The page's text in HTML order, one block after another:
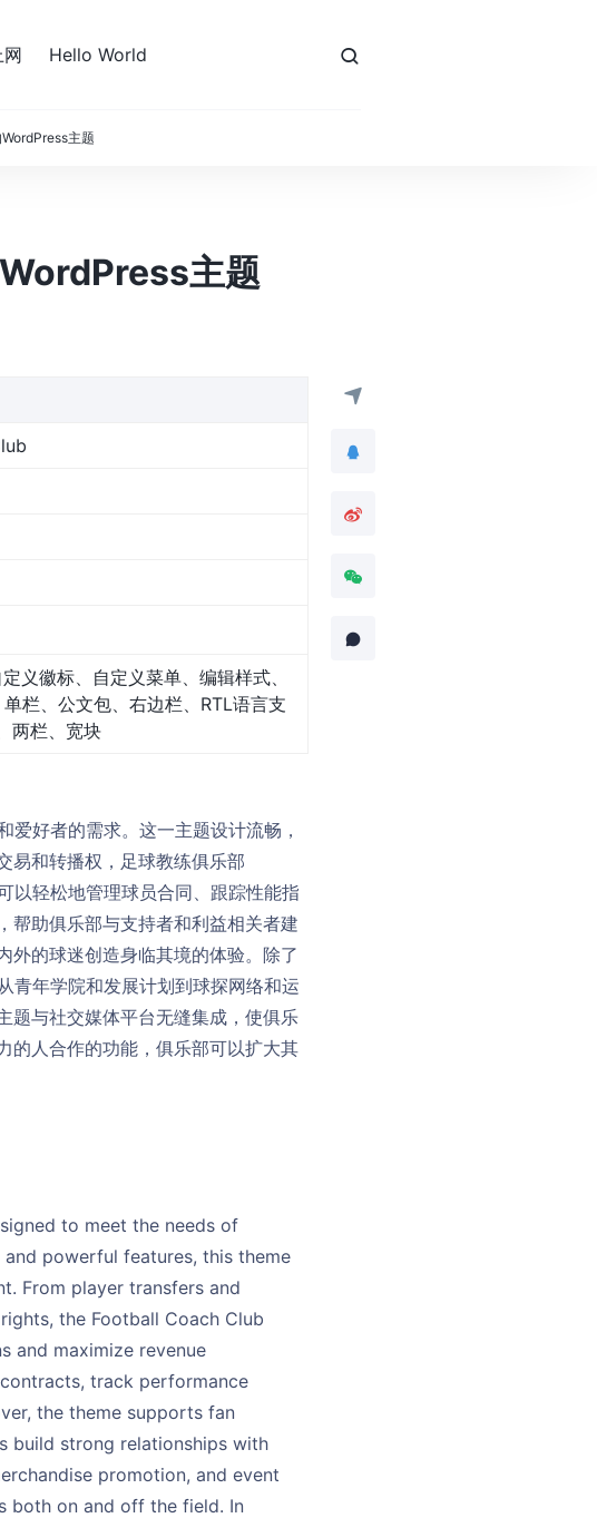
Hello World
主题
主题
义徽标、自定义菜单、编辑样式、
栏、公文包、右边栏、RTL语言支
两栏、宽块
好者的需求。这一主题设计流畅，
易和转播权，足球教练俱乐部
以轻松地管理球员合同、跟踪性能指
帮助俱乐部与支持者和利益相关者建
外的球迷创造身临其境的体验。除了
青年学院和发展计划到球探网络和运
题与社交媒体平台无缝集成，使俱乐
的人合作的功能，俱乐部可以扩大其
to meet the needs of
powerful features, this theme
From player transfers and
the Football Coach Club
and maximize revenue
track performance
the theme supports fan
build strong relationships with
promotion, and event
both on and off the field. In